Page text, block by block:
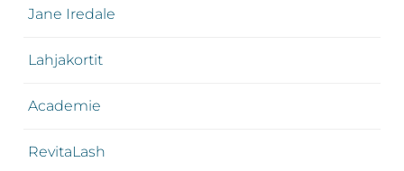
Jane Iredale
Lahjakortit
Academie
RevitaLash